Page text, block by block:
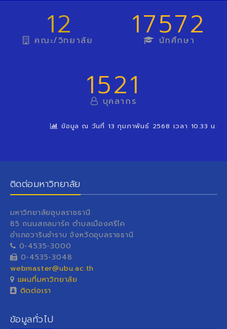
12
คณะ/วิทยาลัย 17572
นักศึกษา
1521
บุคลากร
ข้อมูล ณ วันที่ 13 กุมภาพันธ์ 2568 เวลา 10.33 น.
ติดต่อมหาวิทยาลัย
มหาวิทยาลัยอุบลราชธานี
85 ถนนสถลมาร์ค ตำบลเมืองศรีไค
อำเภอวารินชำราบ จังหวัดอุบลราชธานี
0-4535-3000
0-4535-3048
webmaster@ubu.ac.th
แผนที่มหาวิทยาลัย
ติดต่อเรา
ข้อมูลทั่วไป